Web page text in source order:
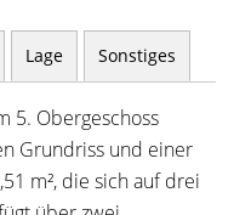
Lage Sonstiges
5. Obergeschoss
Grundriss und einer
m², die sich auf drei